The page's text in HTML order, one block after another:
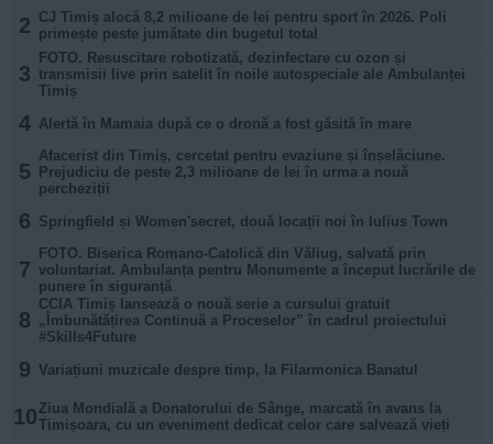
2 CJ Timiș alocă 8,2 milioane de lei pentru sport în 2026. Poli
primește peste jumătate din bugetul total
3
FOTO. Resuscitare robotizată, dezinfectare cu ozon și
transmisii live prin satelit în noile autospeciale ale Ambulanței
Timiș
4 Alertă în Mamaia după ce o dronă a fost găsită în mare
5
Afacerist din Timiș, cercetat pentru evaziune și înșelăciune.
Prejudiciu de peste 2,3 milioane de lei în urma a nouă
percheziții
6 Springfield și Women'secret, două locații noi în Iulius Town
7
FOTO. Biserica Romano-Catolică din Văliug, salvată prin
voluntariat. Ambulanța pentru Monumente a început lucrările de
punere în siguranță
8
CCIA Timiș lansează o nouă serie a cursului gratuit
„Îmbunătățirea Continuă a Proceselor” în cadrul proiectului
#Skills4Future
9 Variațiuni muzicale despre timp, la Filarmonica Banatul
10 Ziua Mondială a Donatorului de Sânge, marcată în avans la
Timișoara, cu un eveniment dedicat celor care salvează vieți